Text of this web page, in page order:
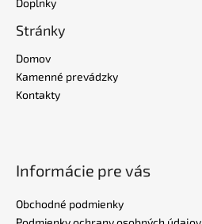
Stránky
Domov
Kamenné prevádzky
Kontakty
Informácie pre vás
Obchodné podmienky